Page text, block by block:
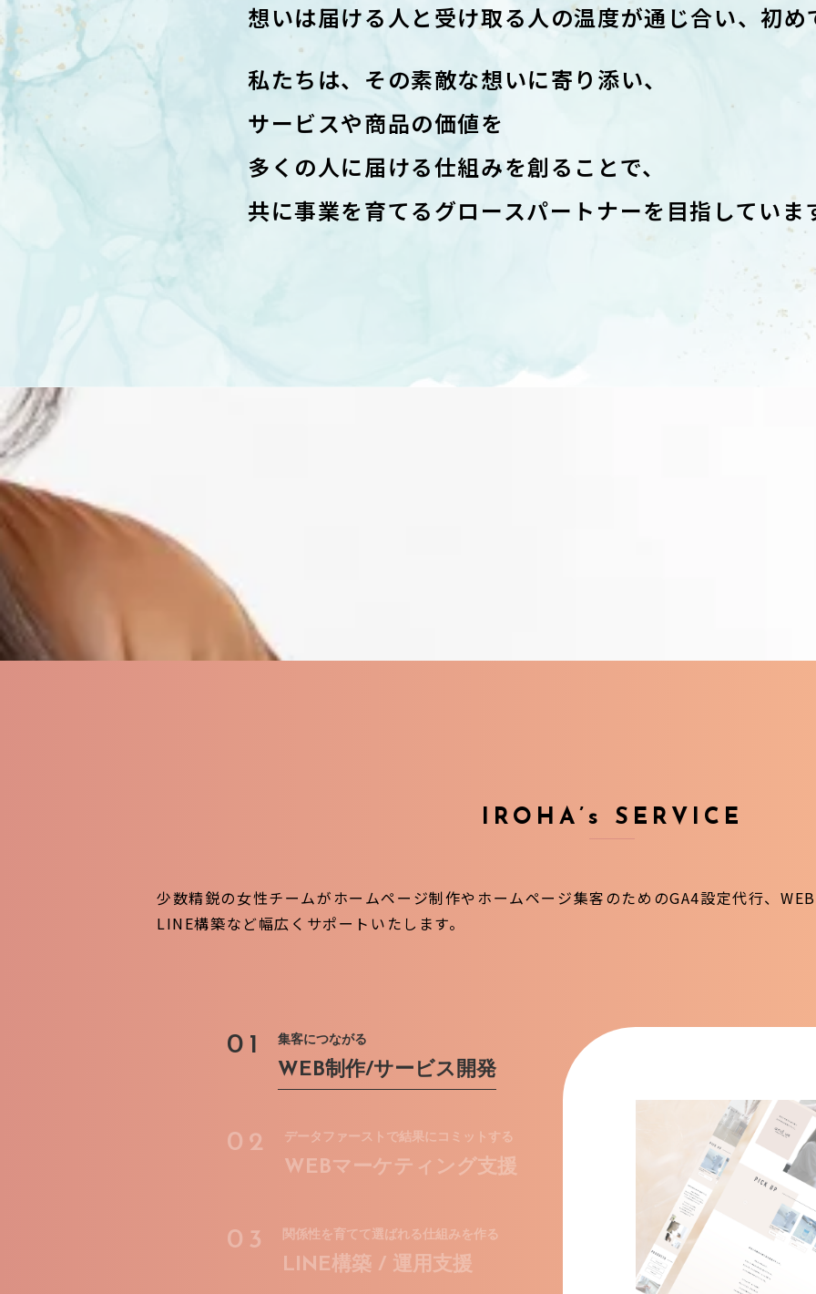
想いは届ける人と受け取る人の温度が通じ合い、初
私たちは、その素敵な想いに寄り添い、
サービスや商品の価値を
多くの人に届ける仕組みを創ることで、
共に事業を育てるグロースパートナーを目指していま
IROHA’s SERVICE
少数精鋭の女性チームがホームページ制作やホームページ集客のためのGA4設定代行、
LINE構築など幅広くサポートいたします。
01 集客につながる
WEB制作/サービス開発
02 データファーストで結果にコミットする
WEBマーケティング支援
03 関係性を育てて選ばれる仕組みを作る
LINE構築 / 運用支援